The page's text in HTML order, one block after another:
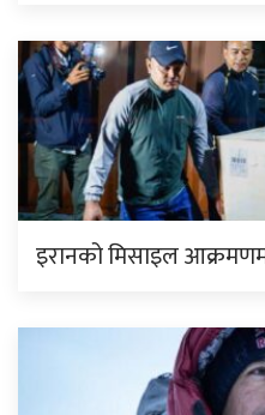
इरानको मिसाइल